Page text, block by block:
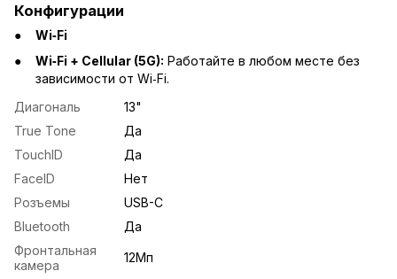
Конфигурации
Wi‑Fi
Wi‑Fi + Cellular (5G): Работайте в любом месте без
зависимости от Wi‑Fi.
Диагональ
13"
True Tone
Да
TouchID
Да
FaceID
Нет
Розъемы
USB-C
Bluetooth
Да
Фронтальная
камера
12Мп